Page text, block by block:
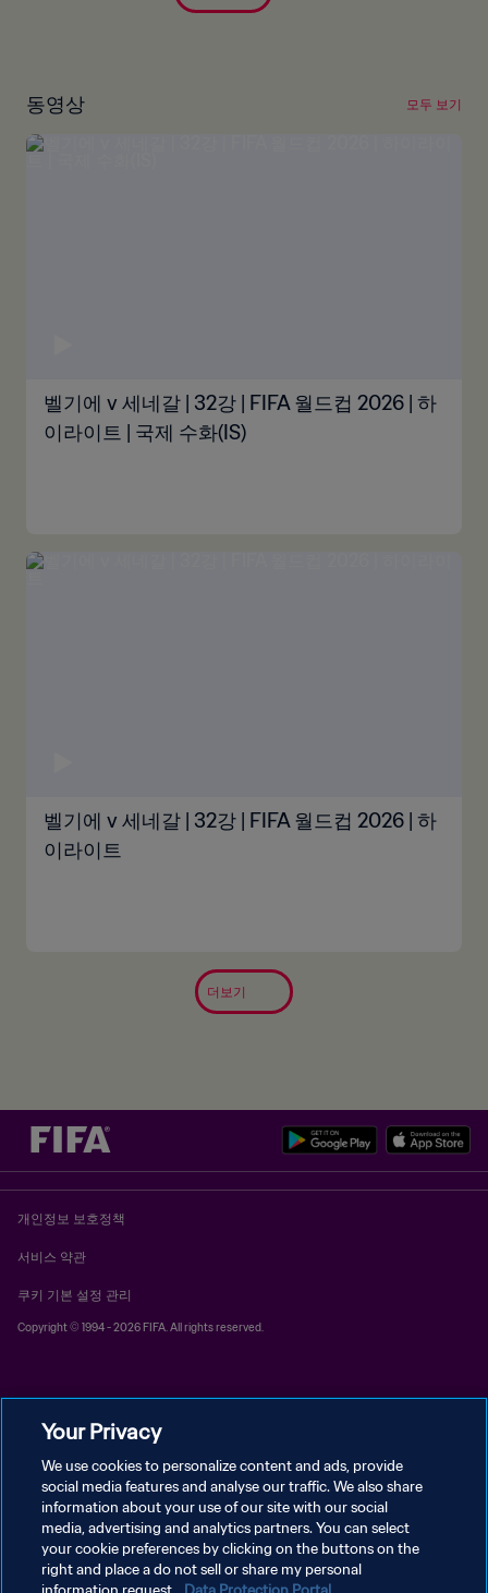
동영상 모두 보기
벨기에 v 세네갈 | 32강 | FIFA 월드컵 2026 | 하
이라이트 | 국제 수화(IS)
벨기에 v 세네갈 | 32강 | FIFA 월드컵 2026 | 하
이라이트
더보기
개인정보 보호정책
서비스 약관
쿠키 기본 설정 관리
Copyright © 1994 - 2026 FIFA. All rights reserved.
Your Privacy
We use cookies to personalize content and ads, provide
social media features and analyse our traffic. We also share
information about your use of our site with our social
media, advertising and analytics partners. You can select
your cookie preferences by clicking on the buttons on the
right and place a do not sell or share my personal